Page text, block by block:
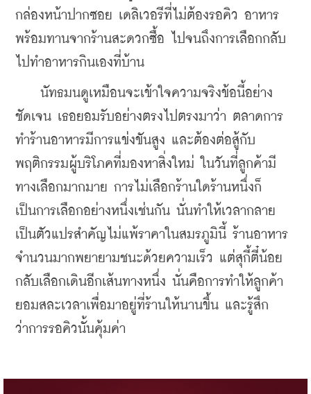
กล่องหน้าปากซอย เดลิเวอรีที่ไม่ต้องรอคิว อาหาร
พร้อมทานจากร้านสะดวกซื้อ ไปจนถึงการเลือกกลับ
ไปทำอาหารกินเองที่บ้าน
นัทธมนดูเหมือนจะเข้าใจความจริงข้อนี้อย่าง
ชัดเจน เธอยอมรับอย่างตรงไปตรงมาว่า ตลาดการ
ทำร้านอาหารมีการแข่งขันสูง และต้องต่อสู้กับ
พฤติกรรมผู้บริโภคที่มองหาสิ่งใหม่ ในวันที่ลูกค้ามี
ทางเลือกมากมาย การไม่เลือกร้านใดร้านหนึ่งก็
เป็นการเลือกอย่างหนึ่งเช่นกัน นั่นทำให้เวลากลาย
เป็นตัวแปรสำคัญไม่แพ้ราคาในสมรภูมินี้ ร้านอาหาร
จำนวนมากพยายามชนะด้วยความเร็ว แต่สุกี้ตี๋น้อย
กลับเลือกเดินอีกเส้นทางหนึ่ง นั่นคือการทำให้ลูกค้า
ยอมสละเวลาเพื่อมาอยู่ที่ร้านให้นานขึ้น และรู้สึก
ว่าการรอคิวนั้นคุ้มค่า